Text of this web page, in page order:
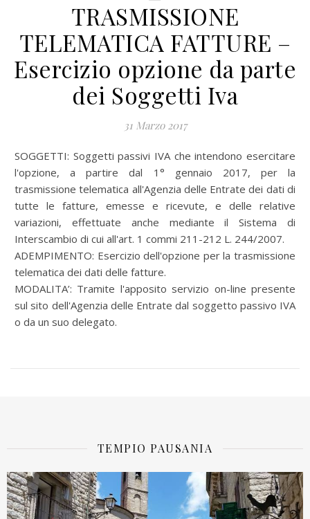
TRASMISSIONE
TELEMATICA FATTURE –
Esercizio opzione da parte
dei Soggetti Iva
31 Marzo 2017
SOGGETTI: Soggetti passivi IVA che intendono esercitare
l'opzione, a partire dal 1° gennaio 2017, per la
trasmissione telematica all'Agenzia delle Entrate dei dati di
tutte le fatture, emesse e ricevute, e delle relative
variazioni, effettuate anche mediante il Sistema di
Interscambio di cui all'art. 1 commi 211-212 L. 244/2007.
ADEMPIMENTO: Esercizio dell'opzione per la trasmissione
telematica dei dati delle fatture.
MODALITA’: Tramite l'apposito servizio on-line presente
sul sito dell'Agenzia delle Entrate dal soggetto passivo IVA
o da un suo delegato.
TEMPIO PAUSANIA